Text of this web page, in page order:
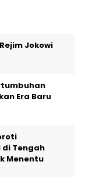
Jokowi
Era Baru
di Tengah
Menentu